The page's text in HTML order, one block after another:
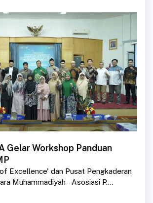
Gelar Workshop Panduan
Excellence' dan Pusat Pengkaderan
Muhammadiyah – Asosiasi P....